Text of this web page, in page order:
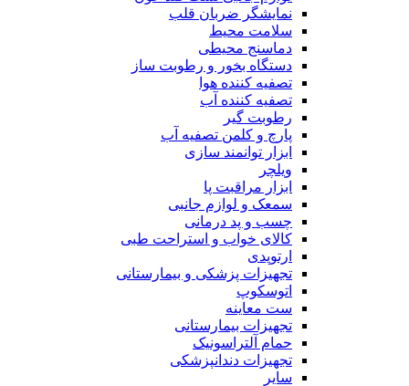
نمایشگر ضربان قلب
سلامت محیط
دماسنج محیطی
دستگاه بخور و رطوبت ساز
تصفیه کننده هوا
تصفیه کننده آب
رطوبت‌ گیر
پارچ و کلمن تصفیه آب
ابزار توانمند سازی
ویلچر
ابزار مراقبت پا
سمعک و لوازم جانبی
چسب و پد درمانی
کالای خواب و استراحت طبی
ارتوپدی
تجهیزات پزشکی و بیمارستانی
اتوسکوپ
ست معاینه
تجهیزات بیمارستانی
حمام آلتراسونیک
تجهیزات دندانپزشکی
سایر